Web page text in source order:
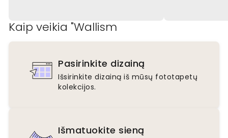
Kaip veikia "Wallism
Pasirinkite dizainą
Išsirinkite dizainą iš mūsų fototapetų
kolekcijos.
Išmatuokite sieną